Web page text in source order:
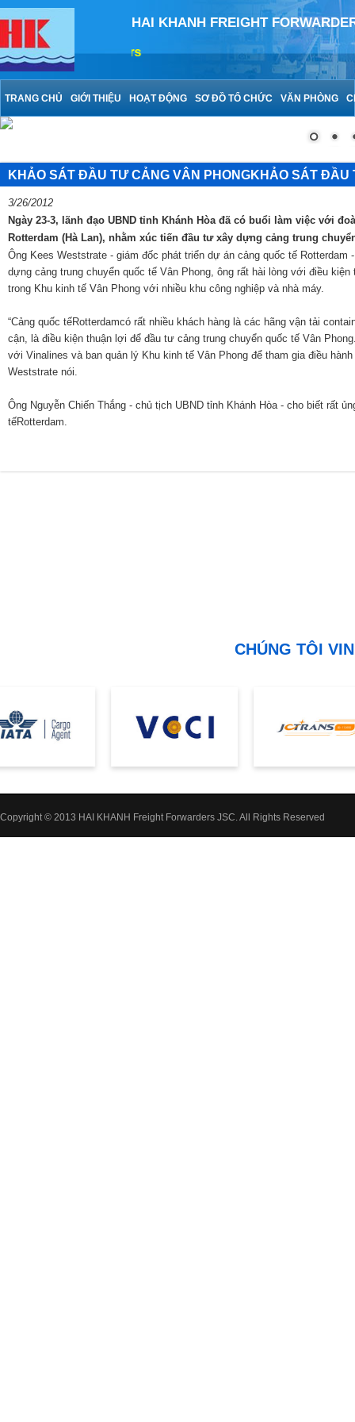
HAI KHANH FREIGHT
respect customers
TRANG CHỦ GIỚI THIỆU HOẠT ĐỘNG SƠ ĐỒ TỔ CHỨC VĂN PHÒNG
KHẢO SÁT ĐẦU TƯ CẢNG VÂN PHONGKHẢO SÁT ĐẦU
3/26/2012
Ngày 23-3, lãnh đạo UBND tỉnh Khánh Hòa đã có buổi làm việc với
Rotterdam (Hà Lan), nhằm xúc tiến đầu tư xây dựng cảng trung
Ông Kees Weststrate - giám đốc phát triển dự án cảng quốc tế
dựng cảng trung chuyển quốc tế Vân Phong, ông rất hài lòng với điều
trong Khu kinh tế Vân Phong với nhiều khu công nghiệp và nhà máy.
“Cảng quốc tếRotterdamcó rất nhiều khách hàng là các hãng vận tải
cận, là điều kiện thuận lợi để đầu tư cảng trung chuyển quốc tế Vân
với Vinalines và ban quản lý Khu kinh tế Vân Phong để tham gia điều
Weststrate nói.
Ông Nguyễn Chiến Thắng - chủ tịch UBND tỉnh Khánh Hòa - cho biết rất
tếRotterdam.
CHÚNG TÔI
Copyright © 2013 HAI KHANH Freight Forwarders JSC. All Rights Reserved